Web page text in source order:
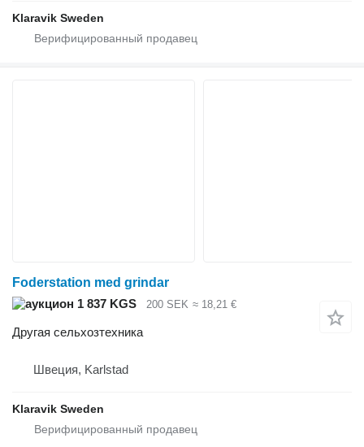
Klaravik Sweden
Foderstation med grindar
1 837 KGS
200 SEK ≈ 18,21 €
Другая сельхозтехника
Швеция, Karlstad
Klaravik Sweden